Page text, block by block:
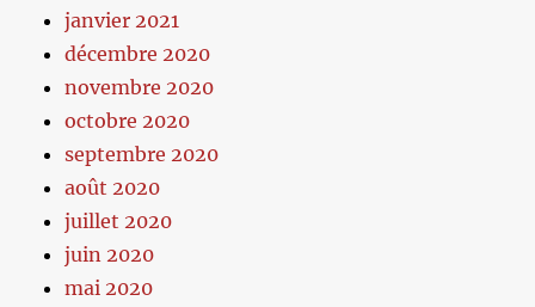
janvier 2021
décembre 2020
novembre 2020
octobre 2020
septembre 2020
août 2020
juillet 2020
juin 2020
mai 2020